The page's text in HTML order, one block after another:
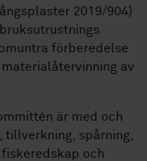
2019/904)
förberedelse
av
är med och
spårning,
och